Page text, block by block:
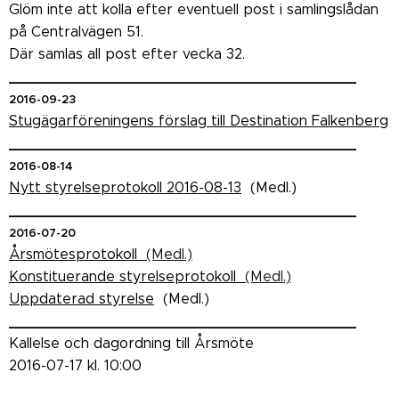
Glöm inte att kolla efter eventuell post i samlingslådan
på Centralvägen 51.
Där samlas all post efter vecka 32.
2016-09-23
Stugägarföreningens förslag till Destination Falkenberg
2016-08-14
Nytt styrelseprotokoll 2016-08-13 (Medl.)
2016-07-20
Årsmötesprotokoll (Medl.)
Konstituerande styrelseprotokoll (Medl.)
Uppdaterad styrelse (Medl.)
Kallelse och dagordning till Årsmöte
2016-07-17 kl. 10:00